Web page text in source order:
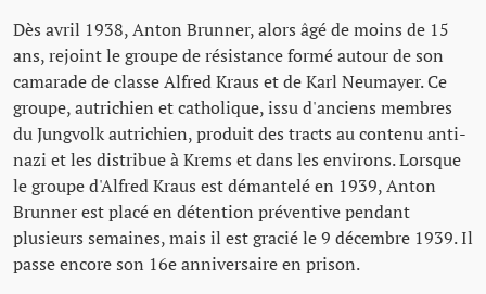
Dès avril 1938, Anton Brunner, alors âgé de moins de 15
ans, rejoint le groupe de résistance formé autour de son
camarade de classe Alfred Kraus et de Karl Neumayer. Ce
groupe, autrichien et catholique, issu d'anciens membres
du Jungvolk autrichien, produit des tracts au contenu anti-
nazi et les distribue à Krems et dans les environs. Lorsque
le groupe d'Alfred Kraus est démantelé en 1939, Anton
Brunner est placé en détention préventive pendant
plusieurs semaines, mais il est gracié le 9 décembre 1939. Il
passe encore son 16e anniversaire en prison.